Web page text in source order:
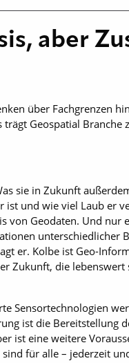
aber
über Fachgrenzen
Geospatial Branche
sie in Zukunft
und wie viel Laub er
von Geodaten. Und nur
unterschiedlicher
er. Kolbe ist Geo-
Zukunft, die
Sensortechnologien
ist die Bereitstellung
ist eine weitere
für alle – jederzeit